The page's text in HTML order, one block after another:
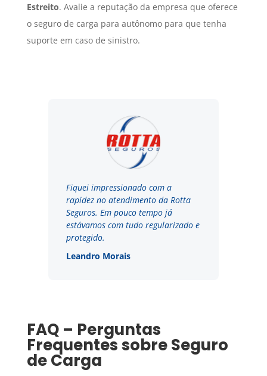
Estreito. Avalie a reputação da empresa que oferece
o seguro de carga para autônomo para que tenha
suporte em caso de sinistro.
Fiquei impressionado com a
rapidez no atendimento da Rotta
Seguros. Em pouco tempo já
estávamos com tudo regularizado e
protegido.
Leandro Morais
FAQ – Perguntas
Frequentes sobre Seguro
de Carga